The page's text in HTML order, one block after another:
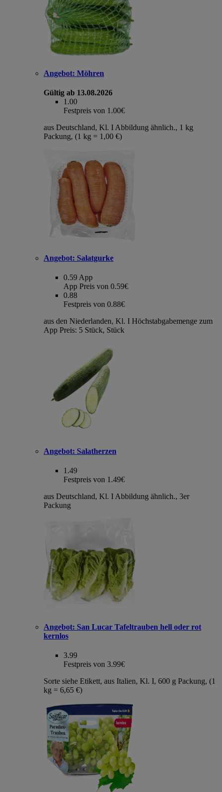
Angebot: Möhren
Gültig ab 13.08.2026
1.00
Festpreis von 1.00€
aus Deutschland, Kl. I Abbildung ähnlich., 1 kg
Packung, (1 kg = 1,00 €)
Angebot: Salatgurke
0.59 App
App Preis von 0.59€
0.88
Festpreis von 0.88€
aus den Niederlanden, Kl. I Höchstabgabemenge zum
App Preis: 5 Stück, Stück
Angebot: Salatherzen
1.49
Festpreis von 1.49€
aus Deutschland, Kl. I Abbildung ähnlich., 3er
Packung
Angebot: San Lucar Tafeltrauben hell oder rot
kernlos
3.99
Festpreis von 3.99€
Sorte siehe Etikett, aus Italien, Kl. I, 600 g Packung, (1
kg = 6,65 €)